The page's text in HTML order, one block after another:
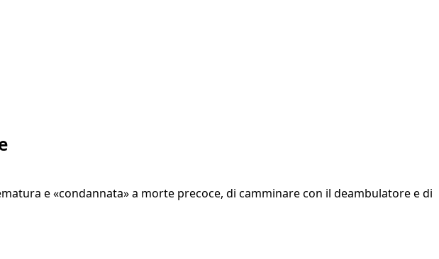
e «condannata» a morte precoce, di camminare con il deambulatore e di